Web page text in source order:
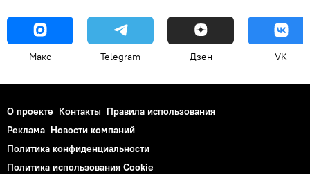
Макс Telegram Дзен VK
О проекте Контакты Правила использования
Реклама Новости компаний
Политика конфиденциальности
Политика использования Cookie